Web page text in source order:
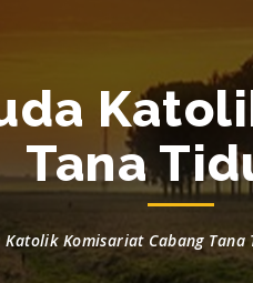
Tana
Komisariat Cabang